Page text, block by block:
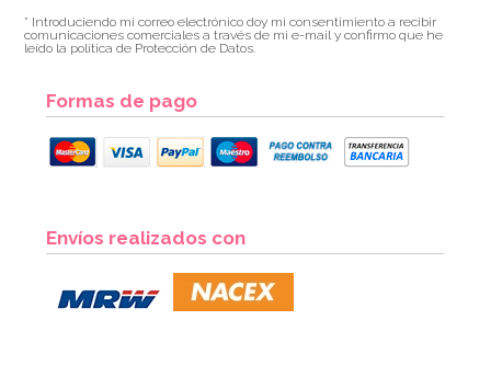
64,95€ 54,55€
* Introduciendo mi correo electrónico doy mi consentimiento a recibir
comunicaciones comerciales a través de mi e-mail y confirmo que he
leído la política de Protección de Datos.
Formas de pago
Envíos realizados con